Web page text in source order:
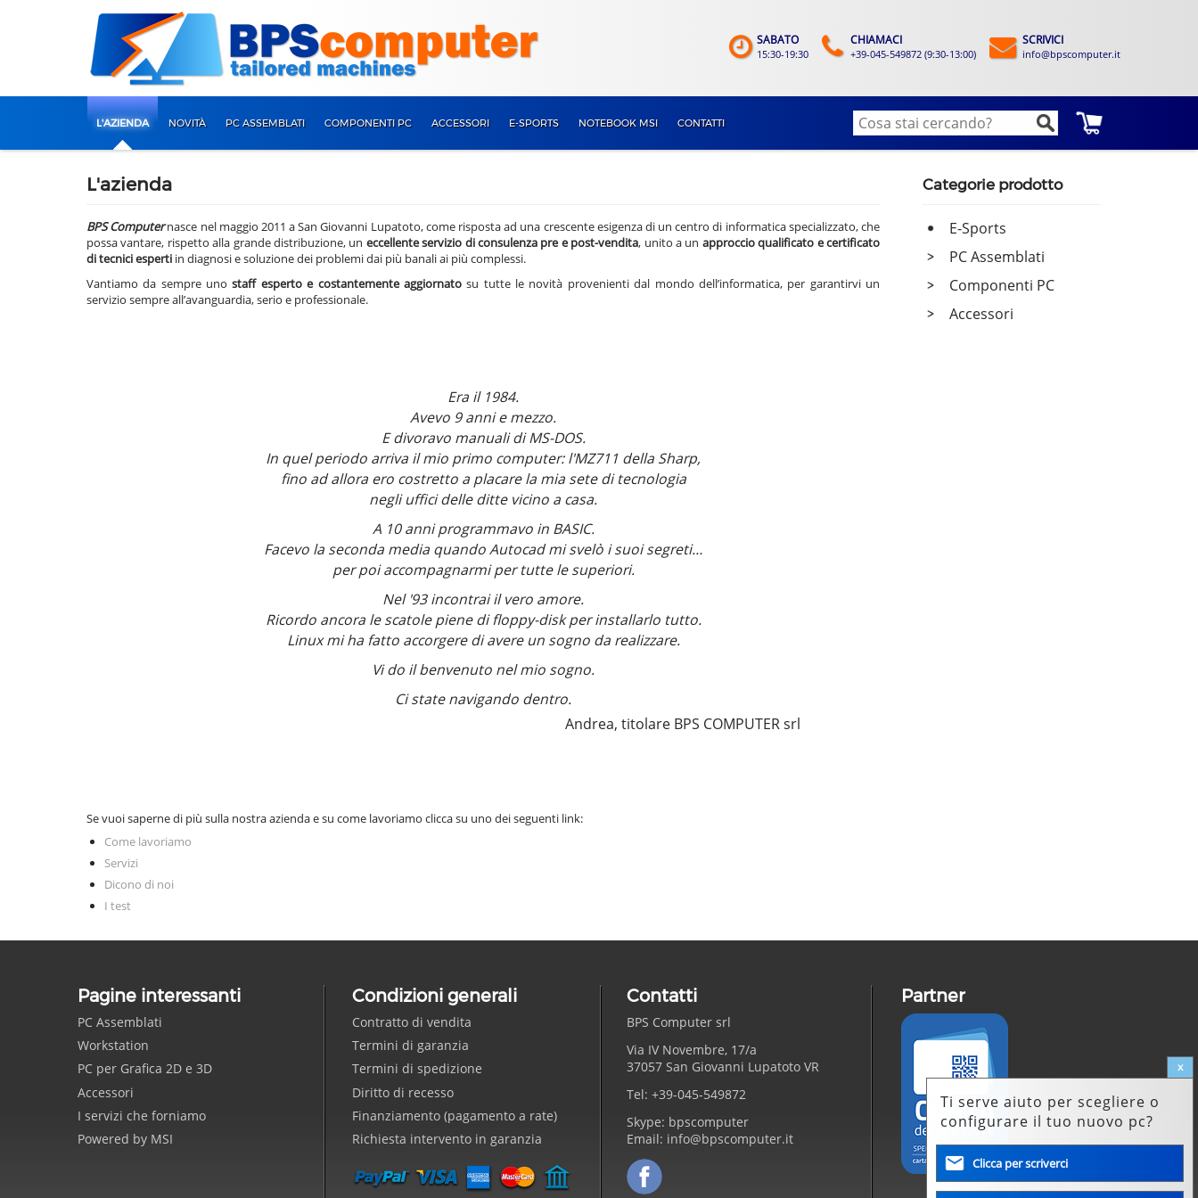
L'AZIENDA NOVITÀ PC ASSEMBLATI COMPONENTI PC ACCESSORI E-SPORTS NOTEBOOK MSI CONTATTI
SABATO
15:30-19:30
CHIAMACI
+39-045-549872 (9:30-13:00)
SCRIVICI
info@bpscomputer.it
L'azienda
BPS Computernasce nel maggio 2011 a San Giovanni Lupatoto, come risposta ad una crescente esigenza di un centro di informatica specializzato, che
possa vantare, rispetto alla grande distribuzione, un eccellente servizio di consulenza pre e post-vendita, unito a un approccio qualificato e certificato
di tecnici esperti in diagnosi e soluzione dei problemi dai più banali ai più complessi.
Vantiamo da sempre unostaff esperto e costantemente aggiornatosu tutte le novità provenienti dal mondo dell’informatica, per garantirvi un
servizio sempre all’avanguardia, serio e professionale.
Era il 1984.
Avevo 9 anni e mezzo.
E divoravo manuali di MS-DOS.
In quel periodo arriva il mio primo computer: l'MZ711 della Sharp,
fino ad allora ero costretto a placare la mia sete di tecnologia
negli uffici delle ditte vicino a casa.
A 10 anni programmavo in BASIC.
Facevo la seconda media quando Autocad mi svelò i suoi segreti…
per poi accompagnarmi per tutte le superiori.
Nel '93 incontrai il vero amore.
Ricordo ancora le scatole piene di floppy-disk per installarlo tutto.
Linux mi ha fatto accorgere di avere un sogno da realizzare.
Vi do il benvenuto nel mio sogno.
Ci state navigando dentro.
Andrea, titolare BPS COMPUTER srl
Se vuoi saperne di più sulla nostra azienda e su come lavoriamo clicca su uno dei seguenti link:
Come lavoriamo
Servizi
Dicono di noi
I test
Categorie prodotto
E-Sports
PC Assemblati
Componenti PC
Accessori
Pagine interessanti
PC Assemblati
Workstation
PC per Grafica 2D e 3D
Accessori
I servizi che forniamo
Powered by MSI
Condizioni generali
Contratto di vendita
Termini di garanzia
Termini di spedizione
Diritto di recesso
Finanziamento (pagamento a rate)
Richiesta intervento in garanzia
Contatti
BPS Computer srl
Via IV Novembre, 17/a
37057 San Giovanni Lupatoto VR
Tel:+39-045-549872
Skype: bpscomputer
Email: info@bpscomputer.it
Partner
x
Ti serve aiuto per scegliere o
configurare il tuo nuovo pc?
Clicca per scriverci